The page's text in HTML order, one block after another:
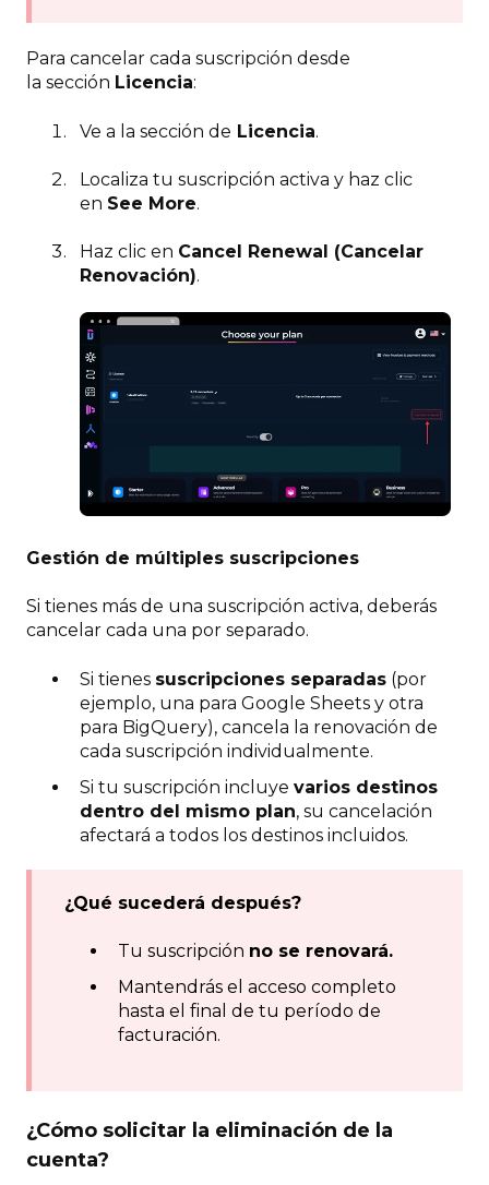
Para cancelar cada suscripción desde
la sección Licencia:
Ve a la sección de Licencia.
Localiza tu suscripción activa y haz clic
en See More.
Haz clic en Cancel Renewal (Cancelar
Renovación).
Gestión de múltiples suscripciones
Si tienes más de una suscripción activa, deberás
cancelar cada una por separado.
Si tienes suscripciones separadas (por
ejemplo, una para Google Sheets y otra
para BigQuery), cancela la renovación de
cada suscripción individualmente.
Si tu suscripción incluye varios destinos
dentro del mismo plan, su cancelación
afectará a todos los destinos incluidos.
¿Qué sucederá después?
Tu suscripción no se renovará.
Mantendrás el acceso completo
hasta el final de tu período de
facturación.
¿Cómo solicitar la eliminación de la
cuenta?